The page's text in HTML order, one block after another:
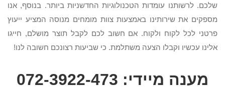
שלכם. לרשותנו עומדות הטכנולוגיות החדשניות ביותר. בנוסף, אנו
מספקים את שירותינו באמצעות צוות מומחים מנוסה המציע ייעוץ
פרטני לכל לקוח ולקוח. אם חשוב לכם לקבל תוצר מושלם, חייגו
אלינו עכשיו וקבלו הצעה משתלמת. כי שביעות רצונכם חשובה לנו!
מענה מיידי: 072-3922-473